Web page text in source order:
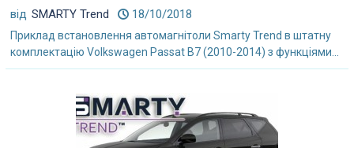
від SMARTY Trend 18/10/2018
Приклад встановлення автомагнітоли Smarty Trend в штатну
комплектацію Volkswagen Passat B7 (2010-2014) з функціями...